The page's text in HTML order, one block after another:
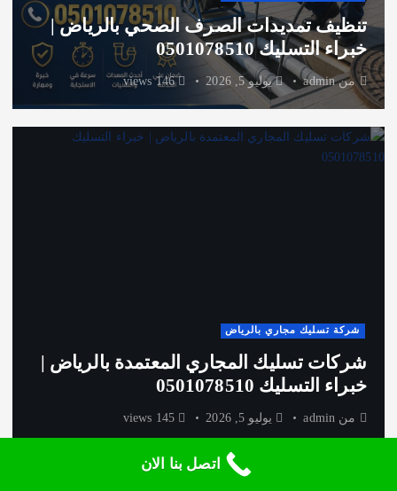
تنظيف تمديدات الصرف الصحي بالرياض |
خبراء التسليك 0501078510
منadmin يوليو 5, 2026 146 views
شركة تسليك مجاري بالرياض
شركات تسليك المجاري المعتمدة بالرياض |
خبراء التسليك 0501078510
من admin يوليو 5, 2026
اتصل بنا الان